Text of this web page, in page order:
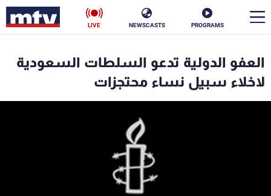
PROGRAMS
NEWSCASTS
LIVE
العفو الدولية تدعو السلطات السعودية
لاخلاء سبيل نساء محتجزات
الأخبار
فن
رياضة